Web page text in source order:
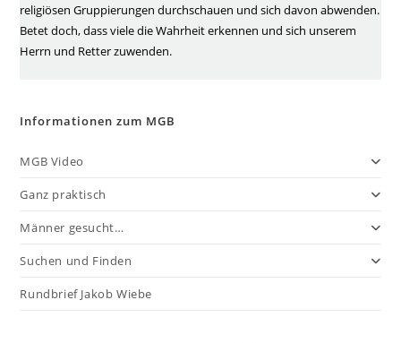
religiösen Gruppierungen durchschauen und sich davon abwenden.
Betet doch, dass viele die Wahrheit erkennen und sich unserem
Herrn und Retter zuwenden.
Informationen zum MGB
MGB Video
Ganz praktisch
Männer gesucht…
Suchen und Finden
Rundbrief Jakob Wiebe